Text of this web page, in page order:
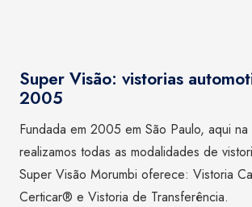
Super Visão: vistorias
2005
Fundada em 2005 em São Paulo, aqui
realizamos todas as modalidades de
Super Visão Morumbi oferece: Vistoria
Certicar® e Vistoria de Transferência.